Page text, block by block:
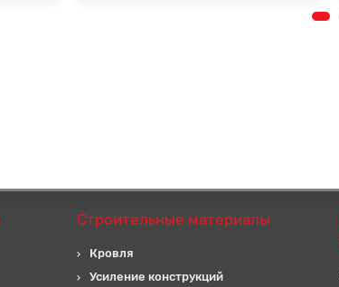
Строительные материалы
Кровля
Усиление конструкций